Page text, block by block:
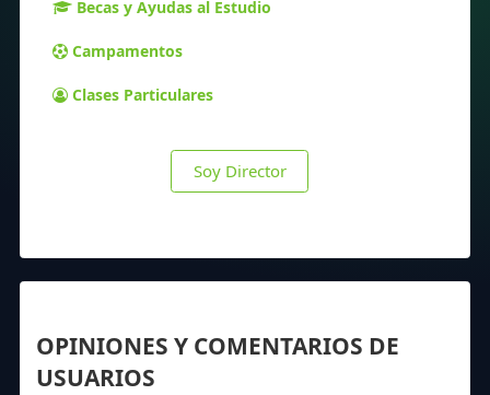
Becas y Ayudas al Estudio
Campamentos
Clases Particulares
Soy Director
OPINIONES Y COMENTARIOS DE
USUARIOS